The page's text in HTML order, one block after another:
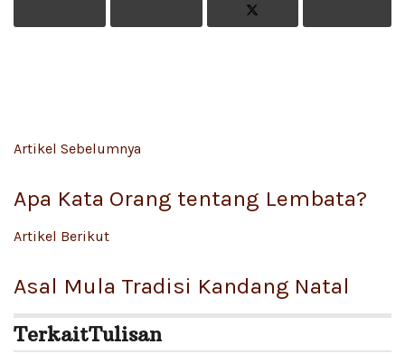
Artikel Sebelumnya
Apa Kata Orang tentang Lembata?
Artikel Berikut
Asal Mula Tradisi Kandang Natal
TerkaitTulisan